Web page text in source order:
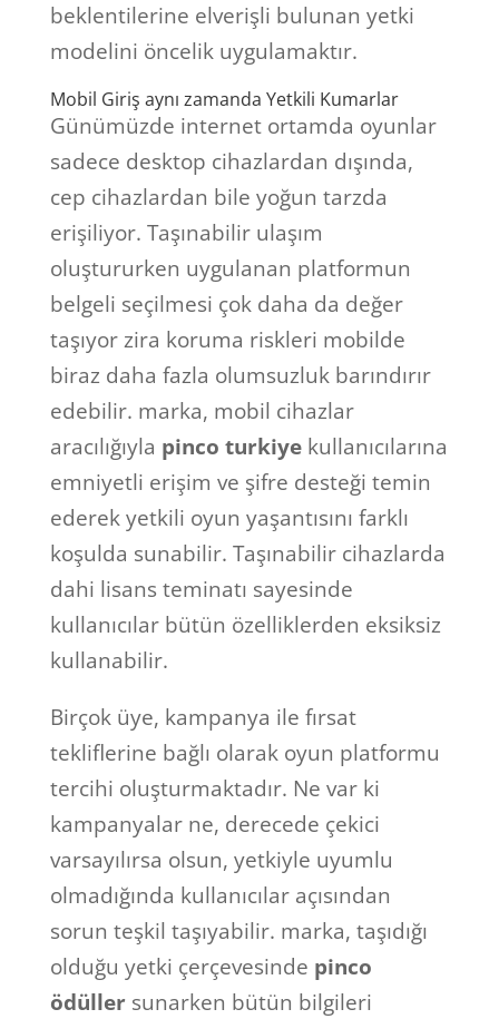
beklentilerine elverişli bulunan yetki
modelini öncelik uygulamaktır.
Mobil Giriş aynı zamanda Yetkili Kumarlar
Günümüzde internet ortamda oyunlar
sadece desktop cihazlardan dışında,
cep cihazlardan bile yoğun tarzda
erişiliyor. Taşınabilir ulaşım
oluştururken uygulanan platformun
belgeli seçilmesi çok daha da değer
taşıyor zira koruma riskleri mobilde
biraz daha fazla olumsuzluk barındırır
edebilir. marka, mobil cihazlar
aracılığıyla pinco turkiyekullanıcılarına
emniyetli erişim ve şifre desteği temin
ederek yetkili oyun yaşantısını farklı
koşulda sunabilir. Taşınabilir cihazlarda
dahi lisans teminatı sayesinde
kullanıcılar bütün özelliklerden eksiksiz
kullanabilir.
Birçok üye, kampanya ile fırsat
tekliflerine bağlı olarak oyun platformu
tercihi oluşturmaktadır. Ne var ki
kampanyalar ne, derecede çekici
varsayılırsa olsun, yetkiyle uyumlu
olmadığında kullanıcılar açısından
sorun teşkil taşıyabilir. marka, taşıdığı
olduğu yetki çerçevesinde pinco
ödüllersunarken bütün bilgileri